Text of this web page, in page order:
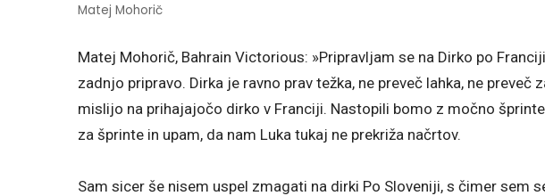
Matej Mohorič
Matej Mohorič, Bahrain Victorious: »Pripravljam se na Dirko po
zadnjo pripravo. Dirka je ravno prav težka, ne preveč lahka, ne preveč
mislijo na prihajajočo dirko v Franciji. Nastopili bomo z močno
za šprinte in upam, da nam Luka tukaj ne prekriža načrtov.
Sam sicer še nisem uspel zmagati na dirki Po Sloveniji, s čimer sem